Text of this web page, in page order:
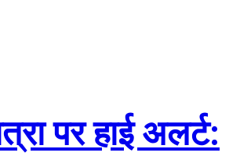
पर हाई अलर्ट: